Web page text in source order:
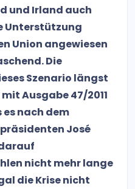
und Irland auch
Unterstützung
Union angewiesen
Die
Szenario längst
Ausgabe 47/2011
nach dem
José
nicht mehr lange
die Krise nicht